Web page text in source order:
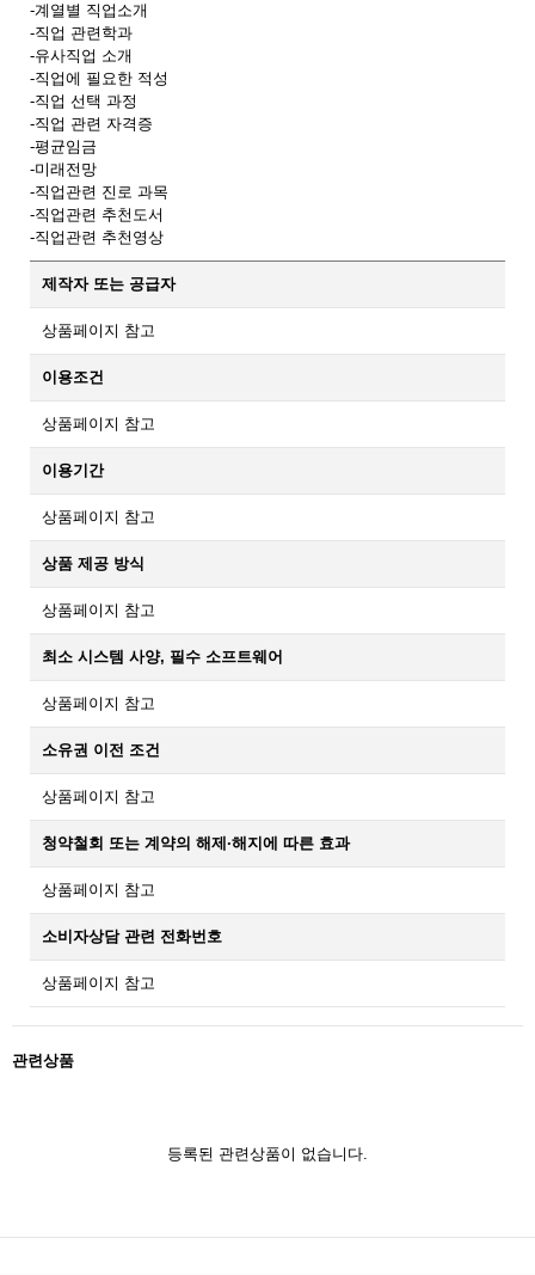
-계열별 직업소개
-직업 관련학과
-유사직업 소개
-직업에 필요한 적성
-직업 선택 과정
-직업 관련 자격증
-평균임금
-미래전망
-직업관련 진로 과목
-직업관련 추천도서
-직업관련 추천영상
제작자 또는 공급자
상품페이지 참고
이용조건
상품페이지 참고
이용기간
상품페이지 참고
상품 제공 방식
상품페이지 참고
최소 시스템 사양, 필수 소프트웨어
상품페이지 참고
소유권 이전 조건
상품페이지 참고
청약철회 또는 계약의 해제·해지에 따른 효과
상품페이지 참고
소비자상담 관련 전화번호
상품페이지 참고
관련상품
등록된 관련상품이 없습니다.